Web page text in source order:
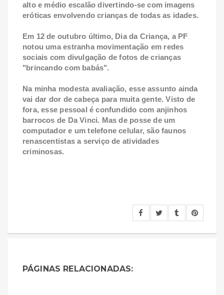
alto e médio escalão divertindo-se com imagens
eróticas envolvendo crianças de todas as idades.
Em 12 de outubro último, Dia da Criança, a PF
notou uma estranha movimentação em redes
sociais com divulgação de fotos de crianças
"brincando com babás".
Na minha modesta avaliação, esse assunto ainda
vai dar dor de cabeça para muita gente. Visto de
fora, esse pessoal é confundido com anjinhos
barrocos de Da Vinci. Mas de posse de um
computador e um telefone celular, são faunos
renascentistas a serviço de atividades
criminosas.
PÁGINAS RELACIONADAS: